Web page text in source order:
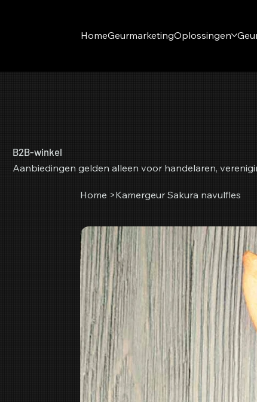
HomeGeurmarketingOplossingen
B2B-winkel
Aanbiedingen gelden alleen voor handelaren,
Home >Kamergeur Sakura navulfles